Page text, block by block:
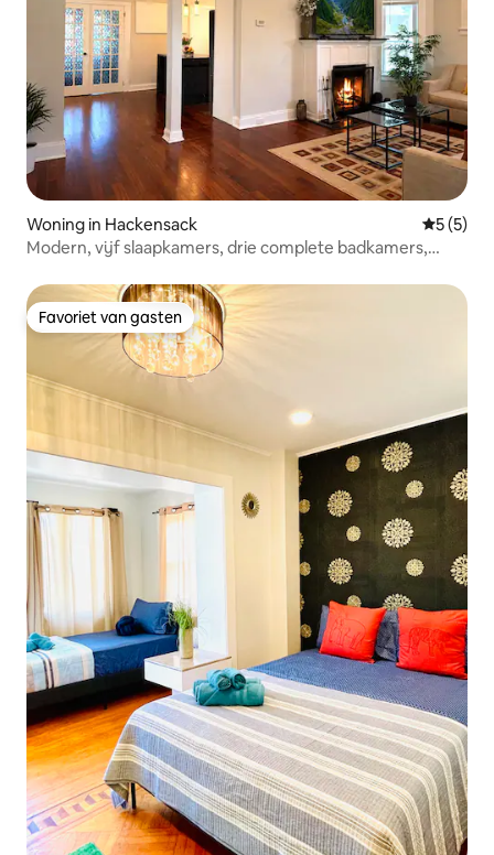
Woning in Hackensack
5 (5)
Modern, vijf slaapkamers, drie complete badkamers,
Favoriet van gasten
Favoriet van gasten